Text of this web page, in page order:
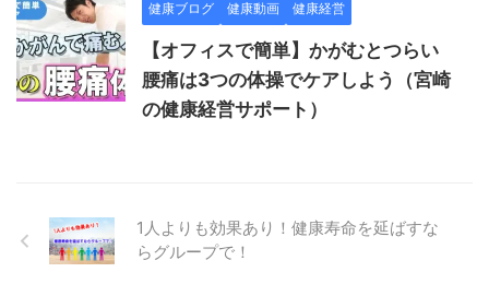
健康ブログ 健康動画 健康経営
【オフィスで簡単】かがむとつらい
腰痛は3つの体操でケアしよう（宮崎
の健康経営サポート）
1人よりも効果あり！健康寿命を延ばすな
らグループで！